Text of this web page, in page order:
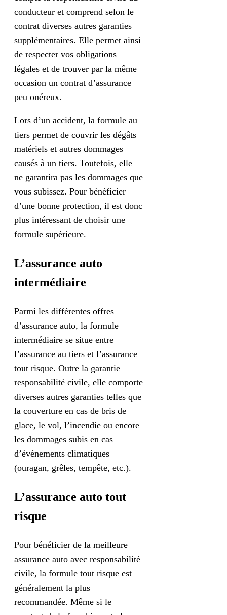
conducteur et comprend selon le
contrat diverses autres garanties
supplémentaires. Elle permet ainsi
de respecter vos obligations
légales et de trouver par la même
occasion un contrat d’assurance
peu onéreux.
Lors d’un accident, la formule au
tiers permet de couvrir les dégâts
matériels et autres dommages
causés à un tiers. Toutefois, elle
ne garantira pas les dommages que
vous subissez. Pour bénéficier
d’une bonne protection, il est donc
plus intéressant de choisir une
formule supérieure.
L’assurance auto
intermédiaire
Parmi les différentes offres
d’assurance auto, la formule
intermédiaire se situe entre
l’assurance au tiers et l’assurance
tout risque. Outre la garantie
responsabilité civile, elle comporte
diverses autres garanties telles que
la couverture en cas de bris de
glace, le vol, l’incendie ou encore
les dommages subis en cas
d’événements climatiques
(ouragan, grêles, tempête, etc.).
L’assurance auto tout
risque
Pour bénéficier de la meilleure
assurance auto avec responsabilité
civile, la formule tout risque est
généralement la plus
recommandée. Même si le